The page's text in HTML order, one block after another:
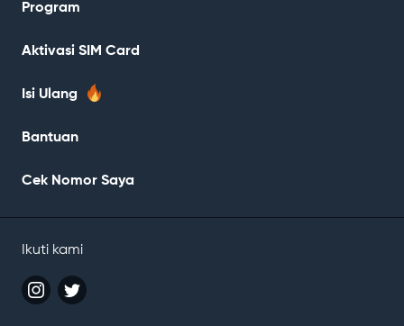
Program
Aktivasi SIM Card
Isi Ulang
Bantuan
Cek Nomor Saya
Ikuti kami